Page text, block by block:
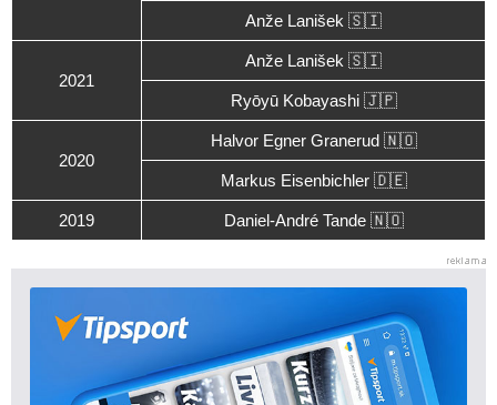
Anže Lanišek 🇸🇮
2021
Anže Lanišek 🇸🇮
Ryōyū Kobayashi 🇯🇵
2020
Halvor Egner Granerud 🇳🇴
Markus Eisenbichler 🇩🇪
2019 Daniel-André Tande 🇳🇴